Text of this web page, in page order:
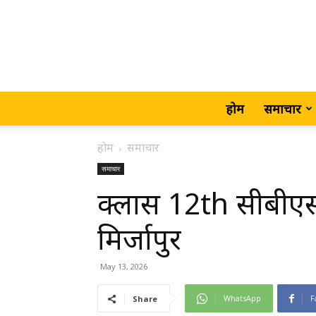
होम समाचार
होम समाचार
समाचार
क्लास 12th
मिर्जापुर
May 13, 2026
Share WhatsApp